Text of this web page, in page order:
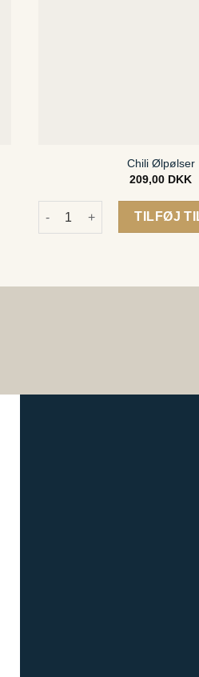
Chili Ølpølser
209,00 DKK
Chili Ølpølser antalTILFØJ